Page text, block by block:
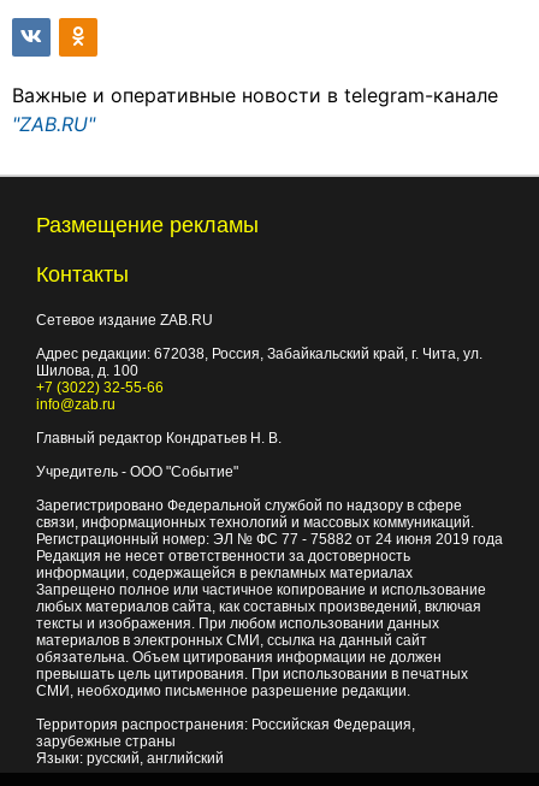
Важные и оперативные новости в telegram-канале
"ZAB.RU"
Размещение рекламы
Контакты
Сетевое издание ZAB.RU
Адрес редакции: 672038, Россия, Забайкальский край, г. Чита, ул.
Шилова, д. 100
+7 (3022) 32-55-66
info@zab.ru
Главный редактор Кондратьев Н. В.
Учредитель - ООО "Событие"
Зарегистрировано Федеральной службой по надзору в сфере
связи, информационных технологий и массовых коммуникаций.
Регистрационный номер: ЭЛ № ФС 77 - 75882 от 24 июня 2019 года
Редакция не несет ответственности за достоверность
информации, содержащейся в рекламных материалах
Запрещено полное или частичное копирование и использование
любых материалов сайта, как составных произведений, включая
тексты и изображения. При любом использовании данных
материалов в электронных СМИ, ссылка на данный сайт
обязательна. Объем цитирования информации не должен
превышать цель цитирования. При использовании в печатных
СМИ, необходимо письменное разрешение редакции.
Территория распространения: Российская Федерация,
зарубежные страны
Языки: русский, английский